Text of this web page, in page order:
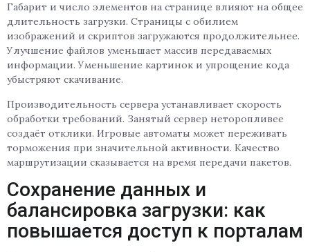
Габарит и число элементов на странице влияют на общее
длительность загрузки. Страницы с обилием
изображений и скриптов загружаются продолжительнее.
Улучшение файлов уменьшает массив передаваемых
информации. Уменьшение картинок и упрощение кода
убыстряют скачивание.
Производительность сервера устанавливает скорость
обработки требований. Занятый сервер неторопливее
создаёт отклики. Игровые автоматы может переживать
торможения при значительной активности. Качество
маршрутизации сказывается на время передачи пакетов.
Сохранение данных и
балансировка загрузки: как
повышается доступ к порталам